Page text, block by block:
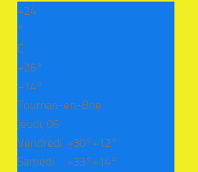
+24
°
C
+26°
+14°
Tournan-en-Brie
Jeudi, 06
Vendredi +30°+12°
Samedi
+33°+14°